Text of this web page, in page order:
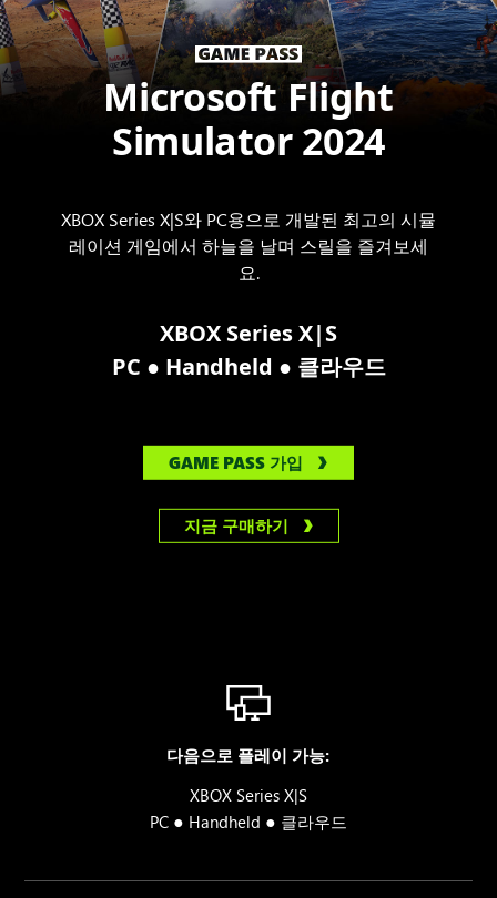
Microsoft Flight
Simulator 2024
XBOX Series X|S와 PC용으로 개발된 최고의 시뮬
레이션 게임에서 하늘을 날며 스릴을 즐겨보세
요.
XBOX Series X|S
PC ● Handheld ● 클라우드
GAME PASS 가입
지금 구매하기
다음으로 플레이 가능:
XBOX Series X|S
PC ● Handheld ● 클라우드